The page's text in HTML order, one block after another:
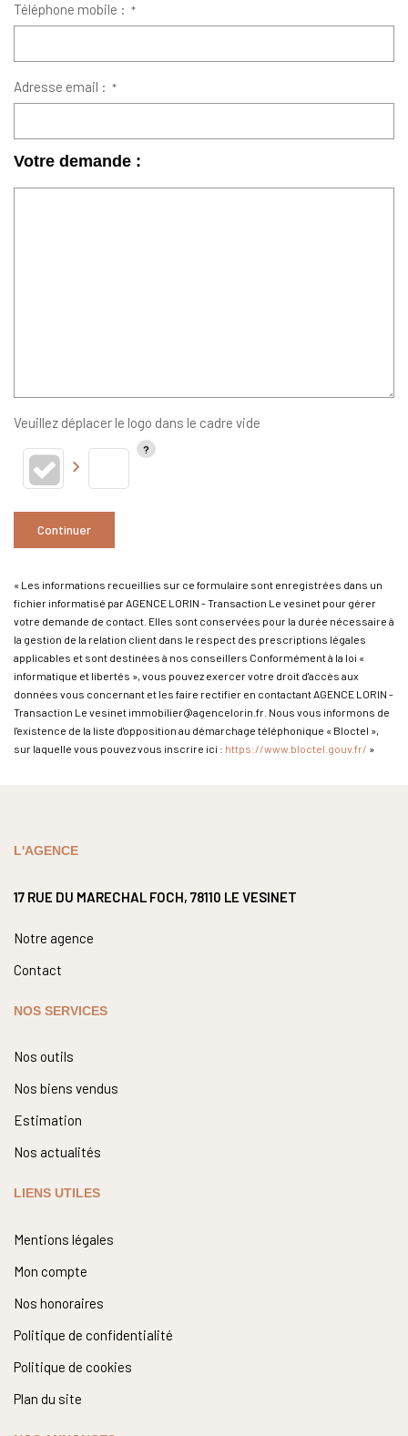
Téléphone mobile : *
Adresse email : *
Votre demande :
Veuillez déplacer le logo dans le cadre vide
Continuer
« Les informations recueillies sur ce formulaire sont enregistrées dans un
fichier informatisé par AGENCE LORIN - Transaction Le vesinet pour gérer
votre demande de contact. Elles sont conservées pour la durée nécessaire à
la gestion de la relation client dans le respect des prescriptions légales
applicables et sont destinées à nos conseillers Conformément à la loi «
informatique et libertés », vous pouvez exercer votre droit d'accès aux
données vous concernant et les faire rectifier en contactant AGENCE LORIN -
Transaction Le vesinet immobilier@agencelorin.fr. Nous vous informons de
l'existence de la liste d'opposition au démarchage téléphonique « Bloctel »,
sur laquelle vous pouvez vous inscrire ici : https://www.bloctel.gouv.fr/ »
L'AGENCE
17 RUE DU MARECHAL FOCH, 78110 LE VESINET
Notre agence
Contact
NOS SERVICES
Nos outils
Nos biens vendus
Estimation
Nos actualités
LIENS UTILES
Mentions légales
Mon compte
Nos honoraires
Politique de confidentialité
Politique de cookies
Plan du site